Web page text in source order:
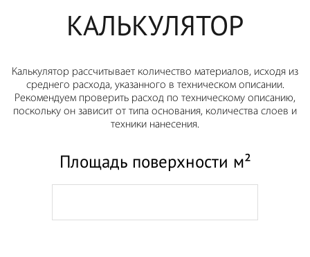
КАЛЬКУЛЯТОР
Калькулятор рассчитывает количество материалов, исходя из
среднего расхода, указанного в техническом описании.
Рекомендуем проверить расход по техническому описанию,
поскольку он зависит от типа основания, количества слоев и
техники нанесения.
Площадь поверхности м²